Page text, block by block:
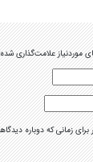
علامت‌گذاری
زمانی که دوباره